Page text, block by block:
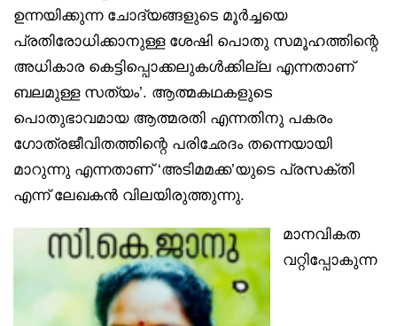
ഉന്നയിക്കുന്ന ചോദ്യങ്ങളുടെ മൂര്‍ച്ചയെ
പ്രതിരോധിക്കാനുള്ള ശേഷി പൊതു സമൂഹത്തിന്റെ
അധികാര കെട്ടിപ്പൊക്കലുകള്‍ക്കില്ല എന്നതാണ്
ബലമുള്ള സത്യം’. ആത്മകഥകളുടെ
പൊതുഭാവമായ ആത്മരതി എന്നതിനു പകരം
ഗോത്രജീവിതത്തിന്റെ പരിഛേദം തന്നെയായി
മാറുന്നു എന്നതാണ് ‘അടിമമക്ക’യുടെ പ്രസക്തി
എന്ന് ലേഖകന്‍ വിലയിരുത്തുന്നു.
മാനവികത
വറ്റിപ്പോകുന്ന